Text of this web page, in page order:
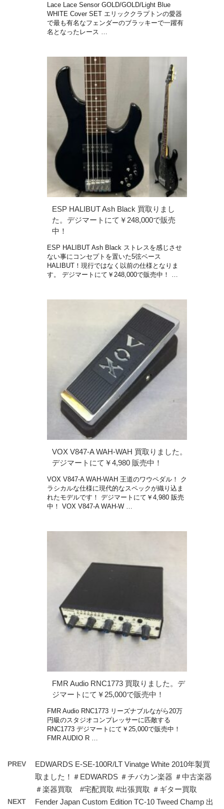
Lace Lace Sensor GOLD/GOLD/Light Blue
WHITE Cover SET エリッククラプトンの愛器
で最も有名なフェンダーのブラッキーで一躍有
名となったレース …
ESP HALIBUT Ash Black 買取りまし
た。デジマートにて￥248,000で販売
中！
ESP HALIBUT Ash Black ストレスを感じさせ
ない事にコンセプトを置いた5弦ベース
HALIBUT！現行ではなく以前の仕様となりま
す。 デジマートにて￥248,000で販売中！ …
VOX V847-A WAH-WAH 買取りました。
デジマートにて￥4,980 販売中！
VOX V847-A WAH-WAH 王道のワウペダル！ ク
ラシカルな仕様に現代的なスペックが織り込ま
れたモデルです！ デジマートにて￥4,980 販売
中！ VOX V847‐A WAH-W …
FMR Audio RNC1773 買取りました。デ
ジマートにて￥25,000で販売中！
FMR Audio RNC1773 リーズナブルながら20万
円級のスタジオコンプレッサーに匹敵する
RNC1773 デジマートにて￥25,000で販売中！
FMR AUDIO R …
PREV
EDWARDS E-SE-100R/LT Vinatge White 2010年製買
取ました！＃EDWARDS ＃チバカン楽器 ＃中古楽器
＃楽器買取 #宅配買取 #出張買取 ＃ギター買取
NEXT
Fender Japan Custom Edition TC-10 Tweed Champ 出